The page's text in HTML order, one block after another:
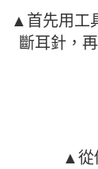
▲首先用工
斷耳針，
▲從